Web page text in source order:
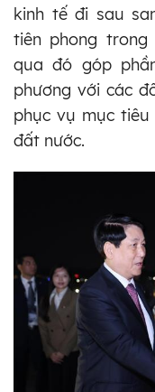
kinh tế đi sau
tiên phong trong
qua đó góp
phương với các
phục vụ mục
đất nước.